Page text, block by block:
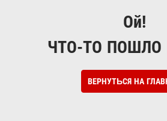
Ой!
ЧТО-ТО ПОШЛО
ВЕРНУТЬСЯ НА